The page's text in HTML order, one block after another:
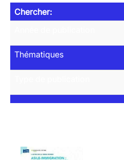
Chercher:
Thématiques